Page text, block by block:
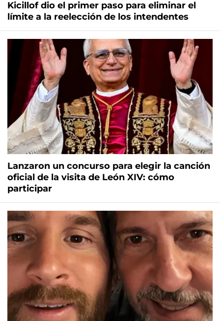
Kicillof dio el primer paso para eliminar el
límite a la reelección de los intendentes
Lanzaron un concurso para elegir la canción
oficial de la visita de León XIV: cómo
participar